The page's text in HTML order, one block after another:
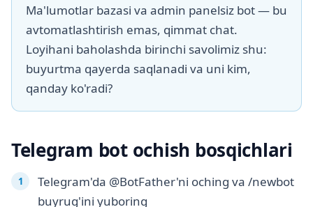
Ma'lumotlar bazasi va admin panelsiz bot — bu
avtomatlashtirish emas, qimmat chat.
Loyihani baholashda birinchi savolimiz shu:
buyurtma qayerda saqlanadi va uni kim,
qanday ko'radi?
Telegram bot ochish bosqichlari
Telegram'da @BotFather'ni oching va /newbot
buyrug'ini yuboring